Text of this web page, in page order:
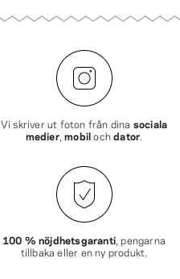
Vi skriver ut foton från dina sociala
medier,mobilochdator
100 % nöjdhetsgaranti , pengarna
tillbaka eller en ny produkt.